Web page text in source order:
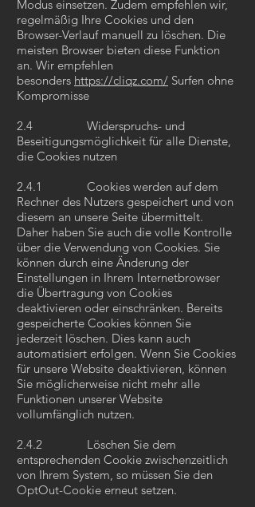
Modus einsetzen. Zudem empfehlen wir,
regelmäßig Ihre Cookies und den
Browser-Verlauf manuell zu löschen. Die
meisten Browser bieten diese Funktion
an. Wir empfehlen
besonders https://cliqz.com/ Surfen ohne
Kompromisse
2.4 Widerspruchs- und
Beseitigungsmöglichkeit für alle Dienste,
die Cookies nutzen
2.4.1 Cookies werden auf dem
Rechner des Nutzers gespeichert und von
diesem an unsere Seite übermittelt.
Daher haben Sie auch die volle Kontrolle
über die Verwendung von Cookies. Sie
können durch eine Änderung der
Einstellungen in Ihrem Internetbrowser
die Übertragung von Cookies
deaktivieren oder einschränken. Bereits
gespeicherte Cookies können Sie
jederzeit löschen. Dies kann auch
automatisiert erfolgen. Wenn Sie Cookies
für unsere Website deaktivieren, können
Sie möglicherweise nicht mehr alle
Funktionen unserer Website
vollumfänglich nutzen.
2.4.2 Löschen Sie dem
entsprechenden Cookie zwischenzeitlich
von Ihrem System, so müssen Sie den
OptOut-Cookie erneut setzen.